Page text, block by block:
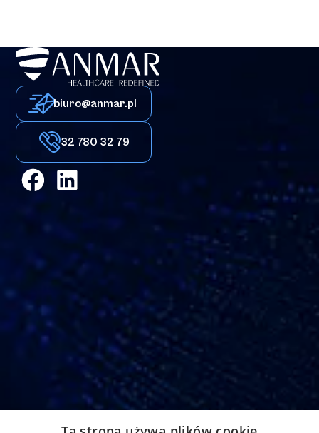
Bezpieczna linia naczyniowa
Kolec przelewowy Transofix®
biuro@anmar.pl
32 780 32 79